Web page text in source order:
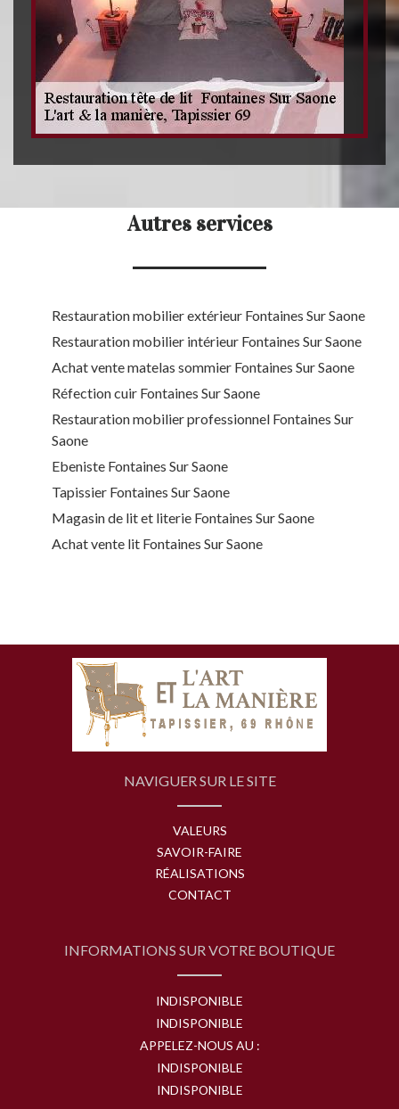
Autres services
Restauration mobilier extérieur Fontaines Sur Saone
Restauration mobilier intérieur Fontaines Sur Saone
Achat vente matelas sommier Fontaines Sur Saone
Réfection cuir Fontaines Sur Saone
Restauration mobilier professionnel Fontaines Sur
Saone
Ebeniste Fontaines Sur Saone
Tapissier Fontaines Sur Saone
Magasin de lit et literie Fontaines Sur Saone
Achat vente lit Fontaines Sur Saone
NAVIGUER SUR LE SITE
VALEURS
SAVOIR-FAIRE
RÉALISATIONS
CONTACT
INFORMATIONS SUR VOTRE BOUTIQUE
INDISPONIBLE
INDISPONIBLE
APPELEZ-NOUS AU :
INDISPONIBLE
INDISPONIBLE